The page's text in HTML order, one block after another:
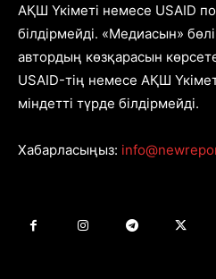
АҚШ Үкіметі немесе USAID
білдірмейді. «Медиасын»
автордың көзқарасын
USAID-тің немесе АҚШ
міндетті түрде білдірмейді.
Хабарласыңыз: